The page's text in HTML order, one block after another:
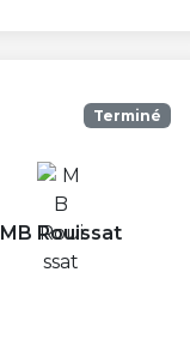
Terminé
MB Rouissat